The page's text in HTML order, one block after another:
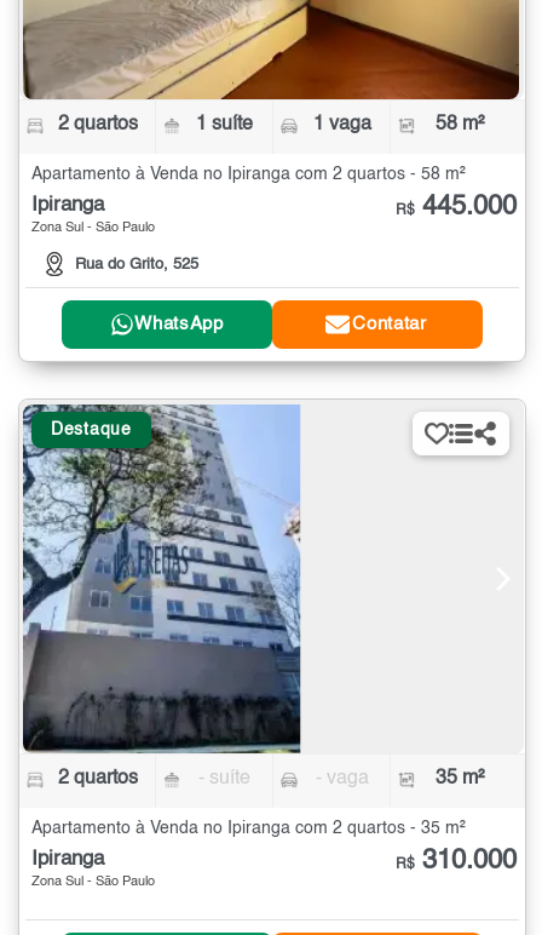
2 quartos 1 suíte 1 vaga 58 m²
Apartamento à Venda no Ipiranga com 2 quartos - 58 m²
Ipiranga
Zona Sul - São Paulo
Rua do Grito, 525
R$ 445.000
WhatsApp Contatar
Destaque
2 quartos - suíte - vaga 35 m²
Apartamento à Venda no Ipiranga com 2 quartos - 35 m²
Ipiranga
Zona Sul - São Paulo
R$ 310.000